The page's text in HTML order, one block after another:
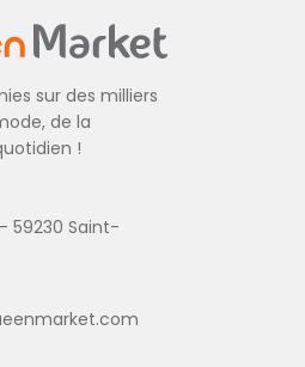
sur des milliers
de la
!
59230 Saint-